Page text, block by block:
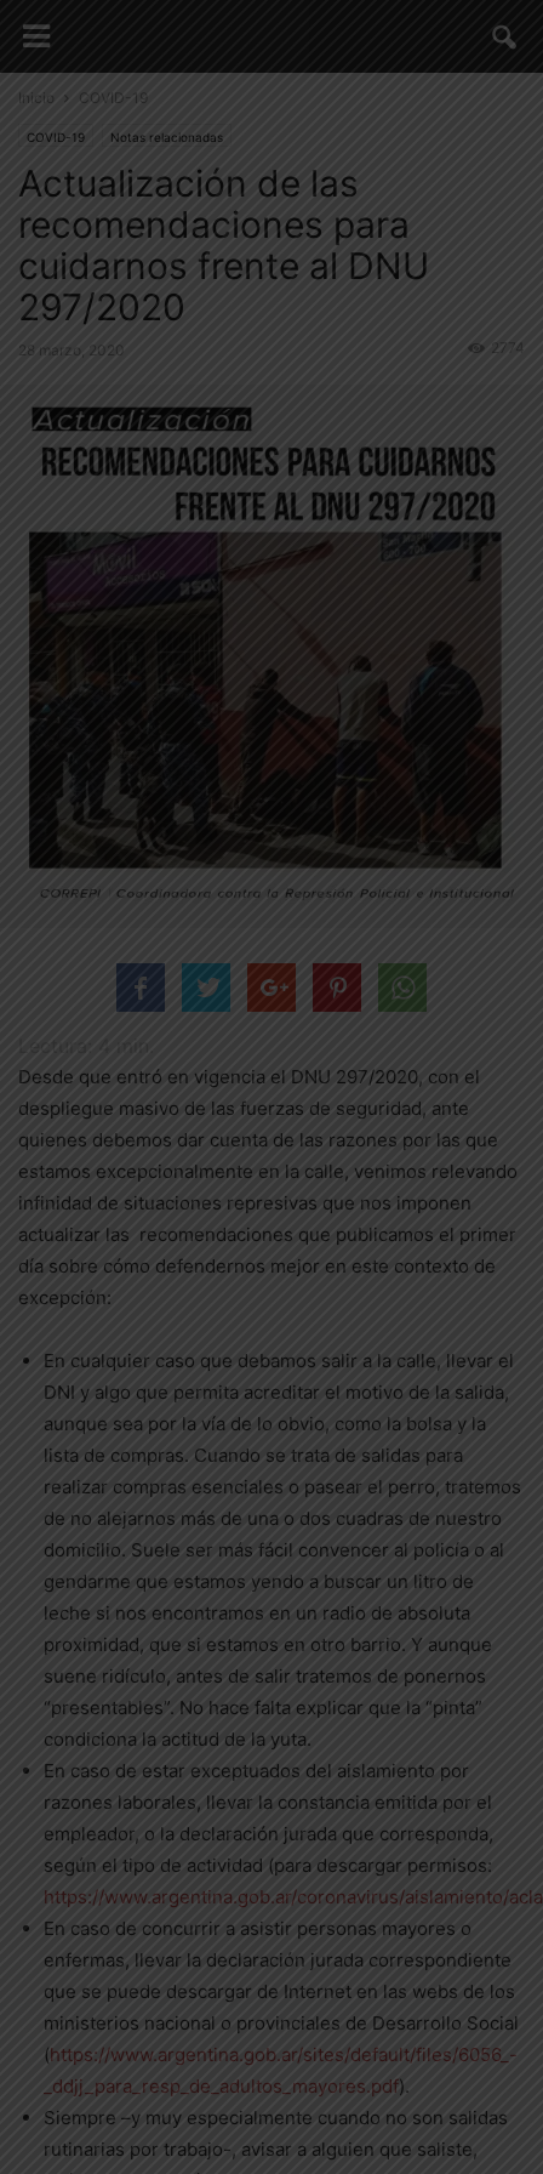
Inicio COVID-19
COVID-19 Notas relacionadas
Actualización de las
recomendaciones para
cuidarnos frente al DNU
297/2020
28 marzo, 2020 2774
Desde que entró en vigencia el DNU 297/2020, con el
despliegue masivo de las fuerzas de seguridad, ante
quienes debemos dar cuenta de las razones por las que
estamos excepcionalmente en la calle, venimos relevando
infinidad de situaciones represivas que nos imponen
actualizar las recomendaciones que publicamos el primer
día sobre cómo defendernos mejor en este contexto de
excepción:
En cualquier caso que debamos salir a la calle, llevar el
DNI y algo que permita acreditar el motivo de la salida,
aunque sea por la vía de lo obvio, como la bolsa y la
lista de compras. Cuando se trata de salidas para
realizar compras esenciales o pasear el perro, tratemos
de no alejarnos más de una o dos cuadras de nuestro
domicilio. Suele ser más fácil convencer al policía o al
gendarme que estamos yendo a buscar un litro de
leche si nos encontramos en un radio de absoluta
proximidad, que si estamos en otro barrio. Y aunque
suene ridículo, antes de salir tratemos de ponernos
“presentables”. No hace falta explicar que la “pinta”
condiciona la actitud de la yuta.
En caso de estar exceptuados del aislamiento por
razones laborales, llevar la constancia emitida por el
empleador, o la declaración jurada que corresponda,
según el tipo de actividad (para descargar permisos:
https://www.argentina.gob.ar/coronavirus/aislamiento/
En caso de concurrir a asistir personas mayores o
enfermas, llevar la declaración jurada correspondiente
que se puede descargar de Internet en las webs de los
ministerios nacional o provinciales de Desarrollo Social
(https://www.argentina.gob.ar/sites/default/files/6056_-
_ddjj_para_resp_de_adultos_mayores.pdf).
Siempre –y muy especialmente cuando no son salidas
rutinarias por trabajo-, avisar a alguien que saliste,